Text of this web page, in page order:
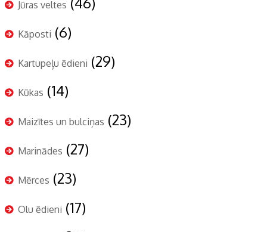
Jūras veltes
Kāposti (6)
Kartupeļu ēdieni (29)
Kūkas (14)
Maizītes un bulciņas (23)
Marinādes (27)
Mērces (23)
Olu ēdieni (17)